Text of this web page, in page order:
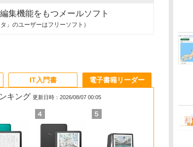
集機能をもつメールソフト
」のユーザーはフリーソフト）
IT入門書 電子書籍リーダー
キング 更新日時：2026/08/07 00:05